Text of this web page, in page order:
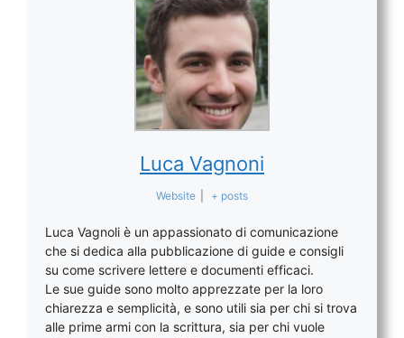
Luca Vagnoni
Website + posts
Luca Vagnoli è un appassionato di comunicazione
che si dedica alla pubblicazione di guide e consigli
su come scrivere lettere e documenti efficaci.
Le sue guide sono molto apprezzate per la loro
chiarezza e semplicità, e sono utili sia per chi si trova
alle prime armi con la scrittura, sia per chi vuole